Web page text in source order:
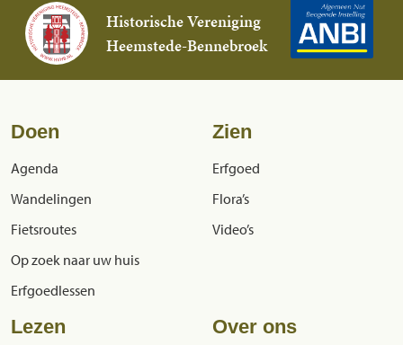
Historische Vereniging
Heemstede-Bennebroek
Doen
Agenda
Wandelingen
Fietsroutes
Op zoek naar uw huis
Erfgoedlessen
Zien
Erfgoed
Flora’s
Video’s
Lezen Over ons